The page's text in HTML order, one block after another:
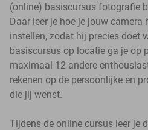
(online) basiscursus fotografie
Daar leer je hoe je jouw
instellen, zodat hij precies doet
basiscursus op locatie ga je op
maximaal 12 andere
rekenen op de persoonlijke en
die jij wenst.
Tijdens de online cursus leer je